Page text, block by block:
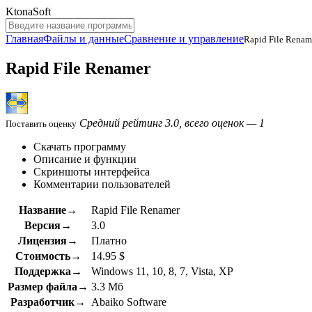
KtonaSoft
ГлавнаяФайлы и данныеСравнение и управлениеRapid File
Rapid File Renamer
Поставить оценку Средний рейтинг 3.0, всего оценок — 1
Скачать программу
Описание и функции
Скриншоты интерфейса
Комментарии пользователей
Название→
Rapid File Renamer
Версия→
3.0
Лицензия→
Платно
Стоимость→
14.95 $
Поддержка→
Windows 11, 10, 8, 7, Vista, XP
Размер файла→ 3.3 Мб
Разработчик→
Abaiko Software